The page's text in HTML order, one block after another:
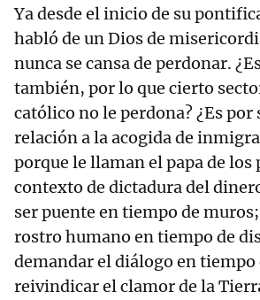
Ya desde el inicio de su
habló de un Dios de
nunca se cansa de perdonar.
también, por lo que cierto
católico no le perdona? ¿Es por
relación a la acogida de
porque le llaman el papa de los
contexto de dictadura del
ser puente en tiempo de
rostro humano en tiempo de
demandar el diálogo en tiempo
reivindicar el clamor de la